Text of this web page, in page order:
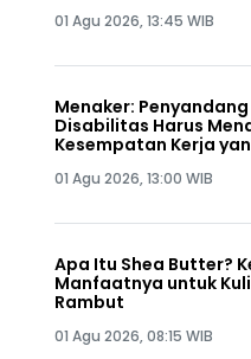
01 Agu 2026, 13:45 WIB
Menaker: Penyandang
Disabilitas Harus
Kesempatan Kerja
01 Agu 2026, 13:00 WIB
Apa Itu Shea Butter?
Manfaatnya untuk
Rambut
01 Agu 2026, 08:15 WIB